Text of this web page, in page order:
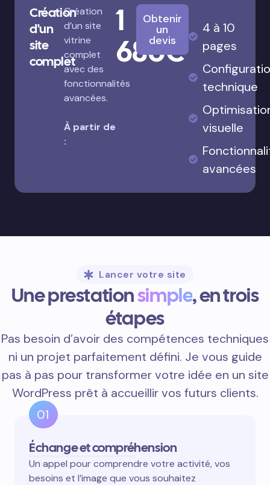
Création
d'un
site
complet
Création
d’un site
vitrine
complet
avec des
fonctionnalités
avancées.
À partir de
:
1
680€
Obtenir
un
devis
4 à 10
pages
technique
visuelle
avancées
Lancer votre site
Une prestationsimple, en trois
étapes
Pas besoin d’avoir des compétences techniques
ni un projet parfaitement défini. Je vous guide
pas à pas pour transformer votre idée en un site
WordPress prêt à accueillir vos futurs clients.
01
Échange et compréhension
Un appel pour comprendre votre activité, vos
besoins et l’image que vous souhaitez